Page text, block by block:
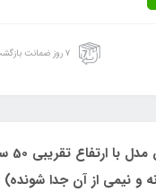
۷ روز ضمانت بازگشت